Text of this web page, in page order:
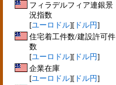
フィラデルフィア連銀景
況指数
[ユーロドル][ ドル円]
住宅着工件数/建設許可件
数
[ユーロドル][ ドル円]
企業在庫
[ユーロドル][ ドル円]